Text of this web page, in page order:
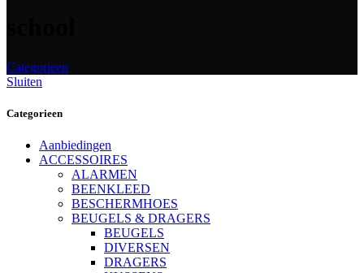
Categorieen
Sluiten
Categorieen
Aanbiedingen
ACCESSOIRES
ALARMEN
BEENKLEED
BESCHERMHOES
BEUGELS & DRAGERS
BEUGELS
DIVERSEN
DRAGERS